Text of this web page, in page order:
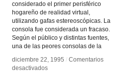
considerado el primer perisférico
hogareño de realidad virtual,
utilizando gafas estereoscópicas. La
consola fue considerada un fracaso.
Según el público y distintas fuentes,
una de las peores consolas de la
diciembre 22, 1995 / Comentarios
desactivadosen
diciembre 22, 1995 / Comentarios
desactivadosen